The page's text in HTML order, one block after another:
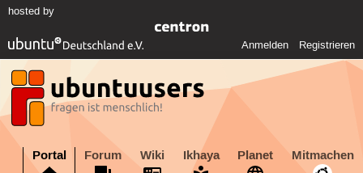
hosted by
Anmelden Registrieren
Portal Forum Wiki Ikhaya Planet Mitmachen